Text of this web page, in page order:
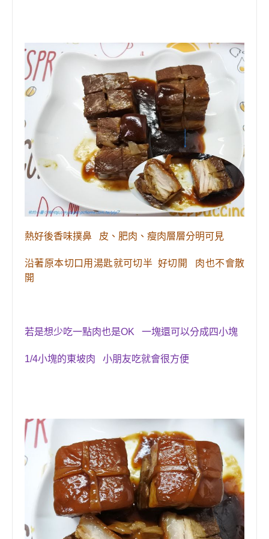
熱好後香味撲鼻 皮、肥肉、 瘦肉層層分明可見
沿著原本切口用湯匙就可切半 好切開 肉也不會散
開
若是想少吃一點肉也是OK 一塊還可以分成四小塊
1/4小塊的東坡肉 小朋友吃就會很方便